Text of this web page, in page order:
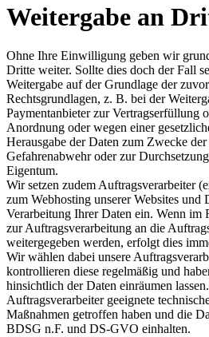
Weitergabe an
Ohne Ihre Einwilligung geben wir
Dritte weiter. Sollte dies doch der Fall
Weitergabe auf der Grundlage der
Rechtsgrundlagen, z. B. bei der
Paymentanbieter zur Vertragserfüllung
Anordnung oder wegen einer
Herausgabe der Daten zum Zwecke
Gefahrenabwehr oder zur
Eigentum.
Wir setzen zudem Auftragsverarbeiter
zum Webhosting unserer Websites und
Verarbeitung Ihrer Daten ein. Wenn im
zur Auftragsverarbeitung an die
weitergegeben werden, erfolgt dies
Wir wählen dabei unsere
kontrollieren diese regelmäßig und
hinsichtlich der Daten einräumen
Auftragsverarbeiter geeignete
Maßnahmen getroffen haben und die
BDSG n.F. und DS-GVO einhalten.